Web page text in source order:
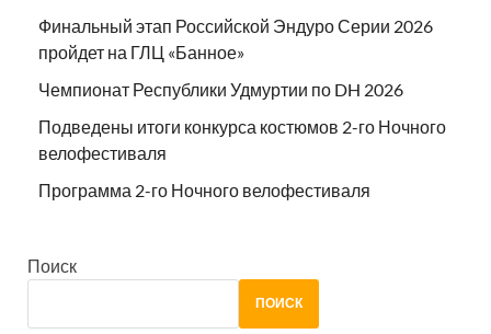
Финальный этап Российской Эндуро Серии 2026
пройдет на ГЛЦ «Банное»
Чемпионат Республики Удмуртии по DH 2026
Подведены итоги конкурса костюмов 2-го Ночного
велофестиваля
Программа 2-го Ночного велофестиваля
Поиск
ПОИСК